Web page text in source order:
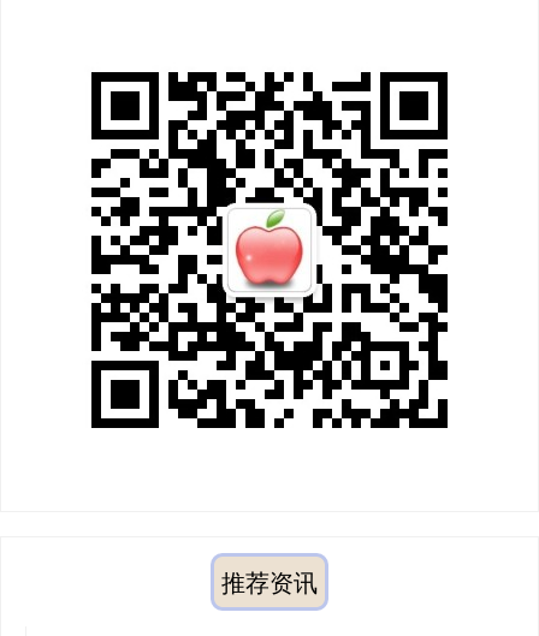
推荐资讯